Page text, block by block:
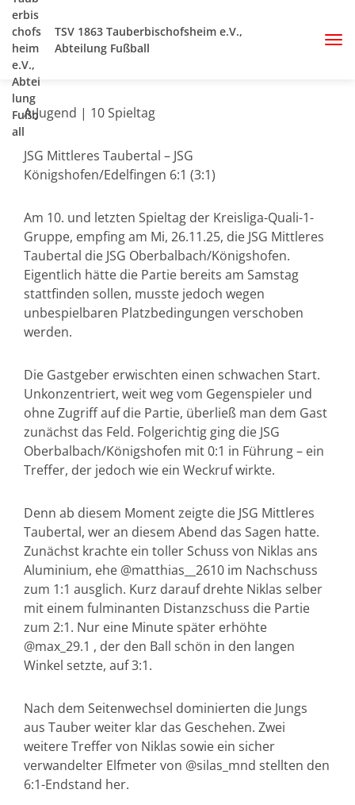
TSV 1863 Tauberbischofsheim e.V.,
Abteilung Fußball
A-Jugend | 10 Spieltag
JSG Mittleres Taubertal – JSG
Königshofen/Edelfingen 6:1 (3:1)
Am 10. und letzten Spieltag der Kreisliga-Quali-1-
Gruppe, empfing am Mi, 26.11.25, die JSG Mittleres
Taubertal die JSG Oberbalbach/Königshofen.
Eigentlich hätte die Partie bereits am Samstag
stattfinden sollen, musste jedoch wegen
unbespielbaren Platzbedingungen verschoben
werden.
Die Gastgeber erwischten einen schwachen Start.
Unkonzentriert, weit weg vom Gegenspieler und
ohne Zugriff auf die Partie, überließ man dem Gast
zunächst das Feld. Folgerichtig ging die JSG
Oberbalbach/Königshofen mit 0:1 in Führung – ein
Treffer, der jedoch wie ein Weckruf wirkte.
Denn ab diesem Moment zeigte die JSG Mittleres
Taubertal, wer an diesem Abend das Sagen hatte.
Zunächst krachte ein toller Schuss von Niklas ans
Aluminium, ehe @matthias__2610 im Nachschuss
zum 1:1 ausglich. Kurz darauf drehte Niklas selber
mit einem fulminanten Distanzschuss die Partie
zum 2:1. Nur eine Minute später erhöhte
@max_29.1 , der den Ball schön in den langen
Winkel setzte, auf 3:1.
Nach dem Seitenwechsel dominierten die Jungs
aus Tauber weiter klar das Geschehen. Zwei
weitere Treffer von Niklas sowie ein sicher
verwandelter Elfmeter von @silas_mnd stellten den
6:1-Endstand her.